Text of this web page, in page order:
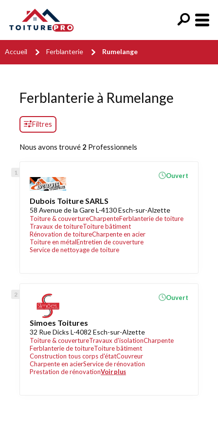
Accueil Ferblanterie Rumelange
Ferblanterie à Rumelange
Filtres
Nous avons trouvé 2 Professionnels
Dubois Toiture SARLS
58 Avenue de la Gare L-4130 Esch-sur-Alzette
Toiture & couvertureCharpenteFerblanterie de toiture
Travaux de toitureToiture bâtiment
Rénovation de toitureCharpente en acier
Toiture en métalEntretien de couverture
Service de nettoyage de toiture
Ouvert
Simoes Toitures
32 Rue Dicks L-4082 Esch-sur-Alzette
Toiture & couvertureTravaux d'isolationCharpente
Ferblanterie de toitureToiture bâtiment
Construction tous corps d'étatCouvreur
Charpente en acierService de rénovation
Prestation de rénovationVoir plus
Ouvert